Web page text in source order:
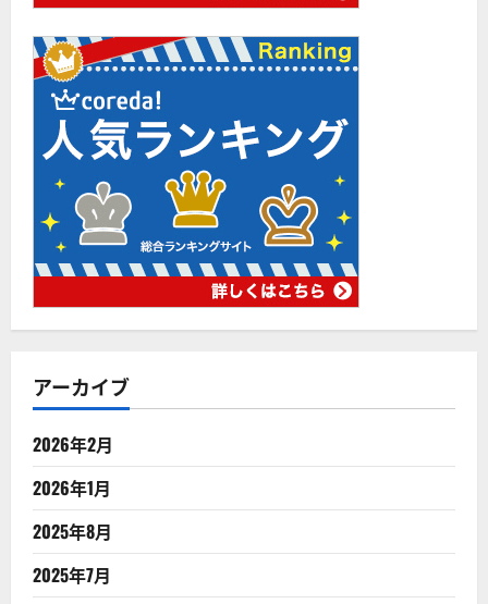
アーカイブ
2026年2月
2026年1月
2025年8月
2025年7月